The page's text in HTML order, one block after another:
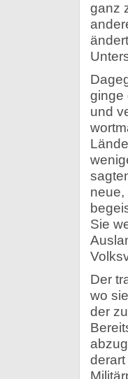
ganz
ginge
und
neue,
Sie
Der
wo
der